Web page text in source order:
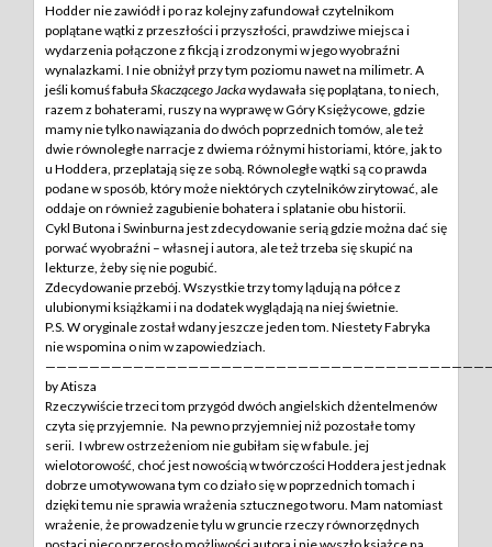
Hodder nie zawiódł i po raz kolejny zafundował czytelnikom
poplątane wątki z przeszłości i przyszłości, prawdziwe miejsca i
wydarzenia połączone z fikcją i zrodzonymi w jego wyobraźni
wynalazkami. I nie obniżył przy tym poziomu nawet na milimetr. A
jeśli komuś fabuła Skaczącego Jackawydawała się poplątana, to niech,
razem z bohaterami, ruszy na wyprawę w Góry Księżycowe, gdzie
mamy nie tylko nawiązania do dwóch poprzednich tomów, ale też
dwie równoległe narracje z dwiema różnymi historiami, które, jak to
u Hoddera, przeplatają się ze sobą. Równoległe wątki są co prawda
podane w sposób, który może niektórych czytelników zirytować, ale
oddaje on również zagubienie bohatera i splatanie obu historii.
Cykl Butona i Swinburna jest zdecydowanie serią gdzie można dać się
porwać wyobraźni – własnej i autora, ale też trzeba się skupić na
lekturze, żeby się nie pogubić.
Zdecydowanie przebój. Wszystkie trzy tomy lądują na półce z
ulubionymi książkami i na dodatek wyglądają na niej świetnie.
P.S. W oryginale został wdany jeszcze jeden tom. Niestety Fabryka
nie wspomina o nim w zapowiedziach.
by Atisza
Rzeczywiście trzeci tom przygód dwóch angielskich dżentelmenów
czyta się przyjemnie. Na pewno przyjemniej niż pozostałe tomy
serii. I wbrew ostrzeżeniom nie gubiłam się w fabule. jej
wielotorowość, choć jest nowością w twórczości Hoddera jest jednak
dobrze umotywowana tym co działo się w poprzednich tomach i
dzięki temu nie sprawia wrażenia sztucznego tworu. Mam natomiast
wrażenie, że prowadzenie tylu w gruncie rzeczy równorzędnych